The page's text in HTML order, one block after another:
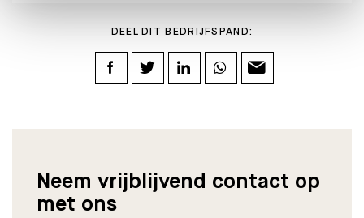
DEEL DIT BEDRIJFSPAND:
Neem vrijblijvend contact op
met ons